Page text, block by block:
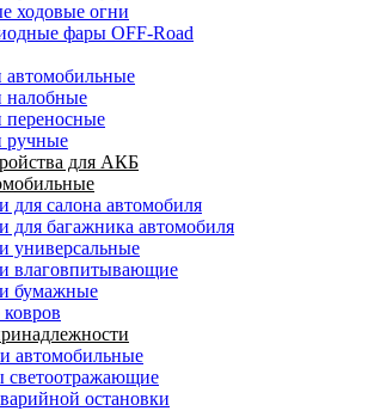
ходовые огни
фары OFF-Road
налобные
ручные
для АКБ
для салона автомобиля
для багажника автомобиля
универсальные
влаговпитывающие
бумажные
автомобильные
светоотражающие
остановки